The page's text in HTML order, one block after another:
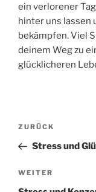
ein verlorener
hinter uns lassen
bekämpfen. Viel
deinem Weg zu
glücklicheren
ZURÜCK
Stress und
WEITER